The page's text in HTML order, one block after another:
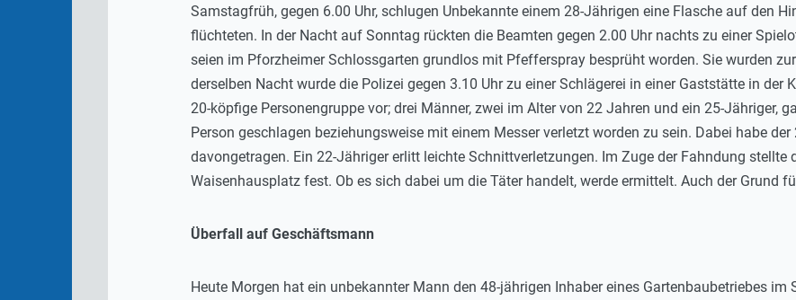
Samstagfrüh, gegen 6.00 Uhr, schlugen Unbekannte einem 28-Jährigen eine Flasche auf den
flüchteten. In der Nacht auf Sonntag rückten die Beamten gegen 2.00 Uhr nachts zu einer
seien im Pforzheimer Schlossgarten grundlos mit Pfefferspray besprüht worden. Sie wurden
derselben Nacht wurde die Polizei gegen 3.10 Uhr zu einer Schlägerei in einer Gaststätte in der
20-köpfige Personengruppe vor; drei Männer, zwei im Alter von 22 Jahren und ein 25-Jähriger,
Person geschlagen beziehungsweise mit einem Messer verletzt worden zu sein. Dabei habe
davongetragen. Ein 22-Jähriger erlitt leichte Schnittverletzungen. Im Zuge der Fahndung stellte
Waisenhausplatz fest. Ob es sich dabei um die Täter handelt, werde ermittelt. Auch der Grund
Überfall auf Geschäftsmann
Heute Morgen hat ein unbekannter Mann den 48-jährigen Inhaber eines Gartenbaubetriebes